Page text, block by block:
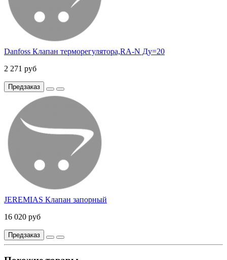
Danfoss Клапан терморегулятора,RA-N Ду=20
2 271 руб
Предзаказ
JEREMIAS Клапан запорный
16 020 руб
Предзаказ